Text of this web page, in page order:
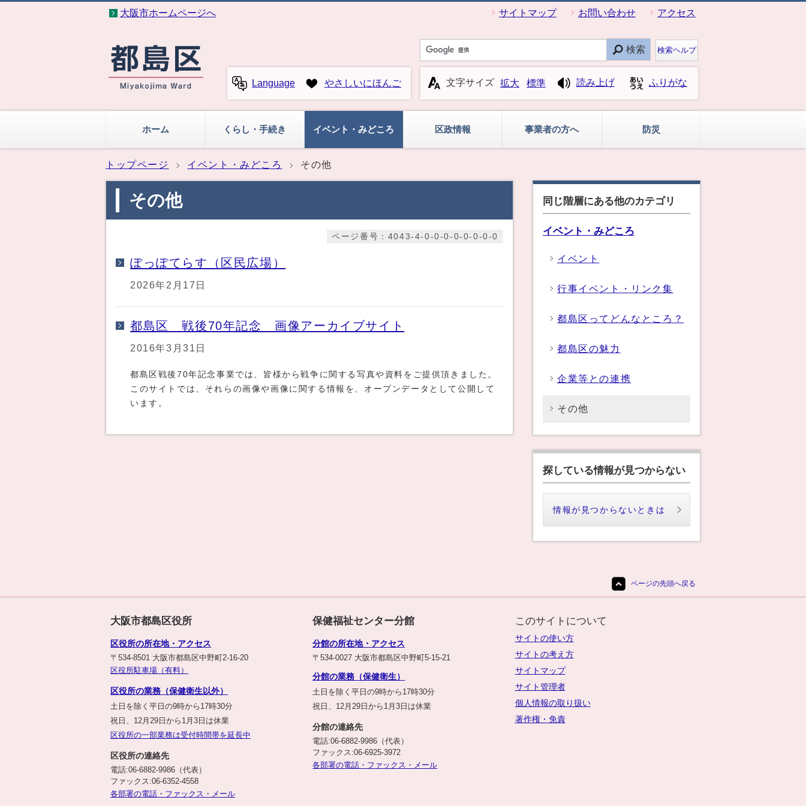
大阪市ホームページへ サイトマップ お問い合わせ アクセス
検索 検索ヘルプ
Language やさしいにほんご 文字サイズ 拡大 標準 読み上げ ふりがな
ホーム くらし・手続き イベント・みどころ 区政情報 事業者の方へ 防災
トップページ イベント・みどころ その他
その他
ページ番号：4043-4-0-0-0-0-0-0-0-0
ぽっぽてらす（区民広場）
2026年2月17日
都島区 戦後70年記念 画像アーカイブサイト
2016年3月31日
都島区戦後70年記念事業では、皆様から戦争に関する写真や資料をご提供頂きました。
このサイトでは、それらの画像や画像に関する情報を、オープンデータとして公開して
います。
同じ階層にある他のカテゴリ
イベント・みどころ
イベント
行事イベント・リンク集
都島区ってどんなところ？
都島区の魅力
企業等との連携
その他
探している情報が見つからない
情報が見つからないときは
ページの先頭へ戻る
大阪市都島区役所
区役所の所在地・アクセス
〒534-8501 大阪市都島区中野町2-16-20
区役所駐車場（有料）
区役所の業務（保健衛生以外）
土日を除く平日の9時から17時30分
祝日、12月29日から1月3日は休業
区役所の一部業務は受付時間帯を延長中
区役所の連絡先
電話:06-6882-9986（代表）
ファックス:06-6352-4558
各部署の電話・ファックス・メール
保健福祉センター分館
分館の所在地・アクセス
〒534-0027 大阪市都島区中野町5-15-21
分館の業務（保健衛生）
土日を除く平日の9時から17時30分
祝日、12月29日から1月3日は休業
分館の連絡先
電話:06-6882-9986（代表）
ファックス:06-6925-3972
各部署の電話・ファックス・メール
このサイトについて
サイトの使い方
サイトの考え方
サイトマップ
サイト管理者
個人情報の取り扱い
著作権・免責